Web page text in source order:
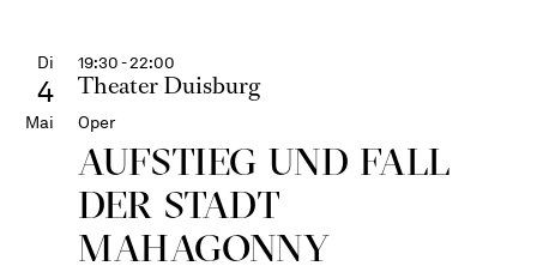
Di
4
Mai
19:30 - 22:00
Theater Duisburg
Oper
AUFSTIEG UND FALL
DER STADT
MAHAGONNY